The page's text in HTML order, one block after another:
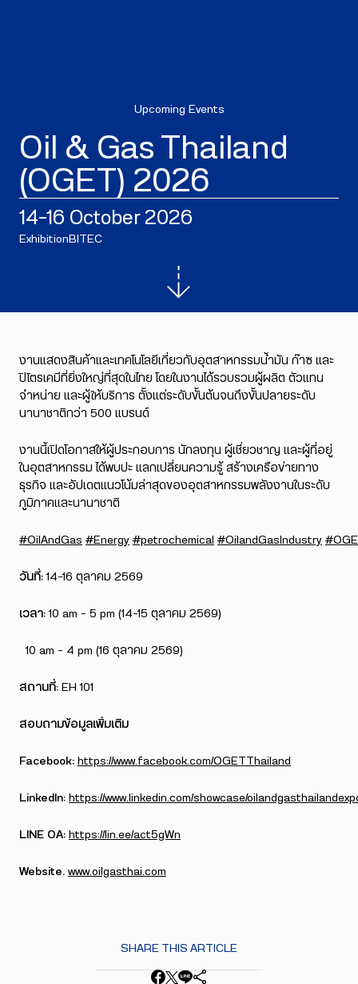
Upcoming Events
Oil & Gas Thailand
(OGET) 2026
14–16 October 2026
Exhibition BITEC
งานแสดงสินค้าและเทคโนโลยีเกี่ยวกับอุตสาหกรรมน้ำมัน ก๊าซ และ
ปิโตรเคมีที่ยิ่งใหญ่ที่สุดในไทย โดยในงานได้รวบรวมผู้ผลิต ตัวแทน
จำหน่าย และผู้ให้บริการ ตั้งแต่ระดับขั้นต้นจนถึงขั้นปลายระดับ
นานาชาติกว่า 500 แบรนด์
งานนี้เปิดโอกาสให้ผู้ประกอบการ นักลงทุน ผู้เชี่ยวชาญ และผู้ที่อยู่
ในอุตสาหกรรม ได้พบปะ แลกเปลี่ยนความรู้ สร้างเครือข่ายทาง
ธุรกิจ และอัปเดตแนวโน้มล่าสุดของอุตสาหกรรมพลังงานในระดับ
ภูมิภาคและนานาชาติ
#OilAndGas #Energy #petrochemical #OilandGasIndustry
วันที่:14-16 ตุลาคม 2569
เวลา:10 am – 5 pm (14-15 ตุลาคม 2569)
10 am – 4 pm (16 ตุลาคม 2569)
สถานที่: EH 101
สอบถามข้อมูลเพิ่มเติม
Facebook: https://www.facebook.com/OGETThailand
LinkedIn: https://www.linkedin.com/showcase/
LINE OA: https://lin.ee/act5gWn
Website. www.oilgasthai.com
SHARE THIS ARTICLE